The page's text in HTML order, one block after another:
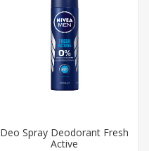
Deo Spray Deodorant Fresh
Active